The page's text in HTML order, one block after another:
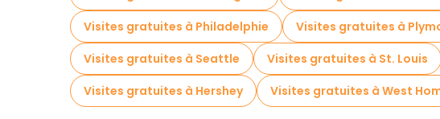
Visites gratuites à Philadelphie
Visites gratuites à
Visites gratuites à Seattle
Visites gratuites à St. Louis
Visites gratuites à Hershey
Visites gratuites à West